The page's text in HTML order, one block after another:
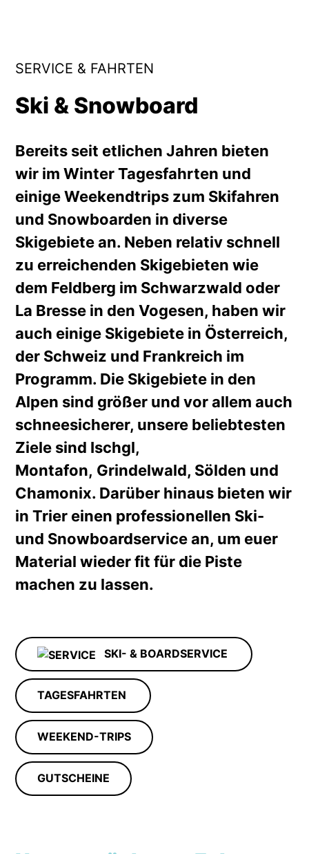
SERVICE & FAHRTEN
Ski & Snowboard
Bereits seit etlichen Jahren bieten
wir im Winter Tagesfahrten und
einige Weekendtrips zum Skifahren
und Snowboarden in diverse
Skigebiete an. Neben relativ schnell
zu erreichenden Skigebieten wie
dem Feldberg im Schwarzwald oder
La Bresse in den Vogesen, haben wir
auch einige Skigebiete in Österreich,
der Schweiz und Frankreich im
Programm. Die Skigebiete in den
Alpen sind größer und vor allem auch
schneesicherer, unsere beliebtesten
Ziele sind Ischgl,
Montafon, Grindelwald, Sölden und
Chamonix. Darüber hinaus bieten wir
in Trier einen professionellen Ski-
und Snowboardservice an, um euer
Material wieder fit für die Piste
machen zu lassen.
SKI- & BOARDSERVICE
TAGESFAHRTEN
WEEKEND-TRIPS
GUTSCHEINE